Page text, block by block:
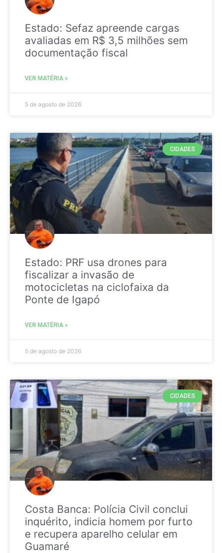
Estado: Sefaz apreende cargas
avaliadas em R$ 3,5 milhões sem
documentação fiscal
VER MATÉRIA »
5 de agosto de 2026
CIDADES
Estado: PRF usa drones para
fiscalizar a invasão de
motocicletas na ciclofaixa da
Ponte de Igapó
VER MATÉRIA »
5 de agosto de 2026
CIDADES
Costa Banca: Polícia Civil conclui
inquérito, indicia homem por furto
e recupera aparelho celular em
Guamaré